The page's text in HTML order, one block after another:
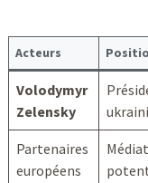
Acteurs
Volodymyr
Zelensky
Partenaires
européens